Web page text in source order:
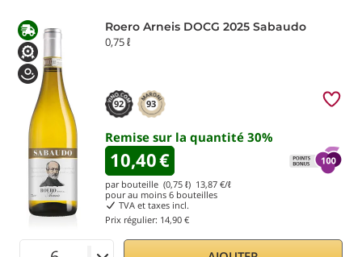
Roero Arneis DOCG 2025 Sabaudo
0,75 ℓ
92 93
Remise sur la quantité 30%
10,40€
par bouteille (0,75 ℓ) 13,87 €/ℓ
pour au moins 6 bouteilles
TVA et taxes incl.
Prix régulier: 14,90 €